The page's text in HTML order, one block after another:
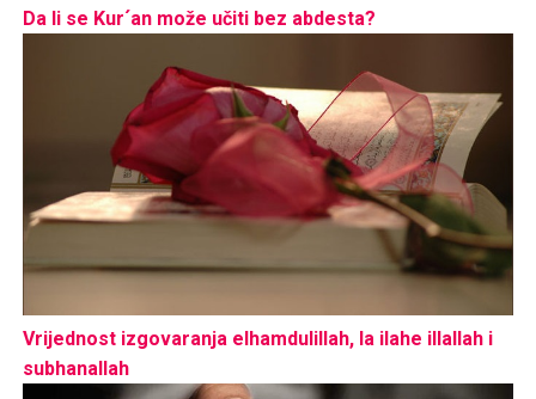
Da li se Kur´an može učiti bez abdesta?
Vrijednost izgovaranja elhamdulillah, la ilahe illallah i
subhanallah